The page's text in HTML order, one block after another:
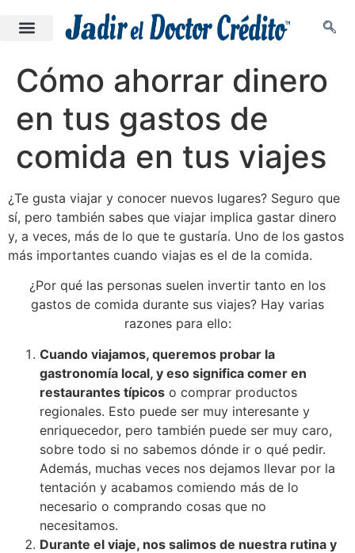
Cómo ahorrar dinero
en tus gastos de
comida en tus viajes
¿Te gusta viajar y conocer nuevos lugares? Seguro que
sí, pero también sabes que viajar implica gastar dinero
y, a veces, más de lo que te gustaría. Uno de los gastos
más importantes cuando viajas es el de la comida.
¿Por qué las personas suelen invertir tanto en los
gastos de comida durante sus viajes? Hay varias
razones para ello:
Cuando viajamos, queremos probar la
gastronomía local, y eso significa comer en
restaurantes típicos o comprar productos
regionales. Esto puede ser muy interesante y
enriquecedor, pero también puede ser muy caro,
sobre todo si no sabemos dónde ir o qué pedir.
Además, muchas veces nos dejamos llevar por la
tentación y acabamos comiendo más de lo
necesario o comprando cosas que no
necesitamos.
Durante el viaje, nos salimos de nuestra rutina y